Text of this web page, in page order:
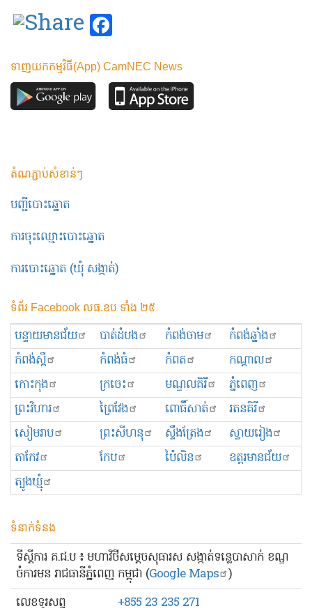
ទាញយកកម្មវិធី(App) CamNEC News
តំណភ្ជាប់សំខាន់ៗ
បញ្ជីបោះឆ្នោត
ការចុះឈ្មោះបោះឆ្នោត
ការបោះឆ្នោត (ឃុំ សង្កាត់)
ទំព័រ Facebook លធ.ខប ទាំង ២៥
បន្ទាយមានជ័យ បាត់ដំបង កំពង់ចាម
កំពង់ឆ្នាំង
កំពង់ស្ពឺ
កំពង់ធំ កំពត
កណ្ដាល
កោះកុង
ក្រចេះ មណ្ឌលគិរី
ភ្នំពេញ
ព្រះ​វិហារ
ព្រៃវែង ពោធិ៍សាត់
រតនគិរី
សៀមរាប
ព្រះសីហនុ ស្ទឹងត្រែង
ស្វាយរៀង
តាកែវ
កែប ប៉ៃលិន
ឧត្ដរមានជ័យ
ត្បូងឃ្មុំ
ទំនាក់ទំនង
ទីស្ដីការ គ.ជ.ប ៖ មហាវិថីសម្ដេចសុធារស សង្កាត់ទន្លេបាសាក់ ខណ្ឌ
ចំការមន រាជធានីភ្នំពេញ កម្ពុជា (Google Maps )
លេខ​ទូរសព្ទ
+855 23 235 271